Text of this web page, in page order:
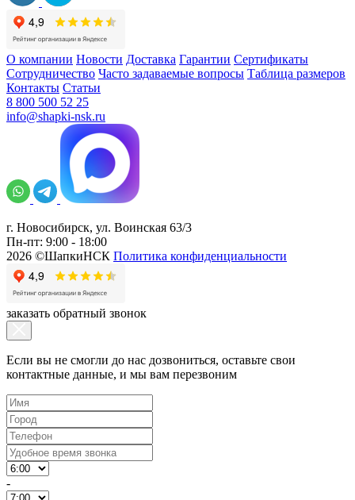
О компании Новости Доставка Гарантии Сертификаты
Сотрудничество Часто задаваемые вопросы Таблица размеров
Контакты Статьи
8 800 500 52 25
info@shapki-nsk.ru
г. Новосибирск, ул. Воинская 63/3
Пн-пт: 9:00 - 18:00
2026 ©ШапкиНСК Политика конфиденциальности
заказать обратный звонок
Если вы не смогли до нас дозвониться, оставьте свои
контактные данные, и мы вам перезвоним
-